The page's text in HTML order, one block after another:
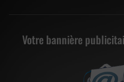
Votre bannière